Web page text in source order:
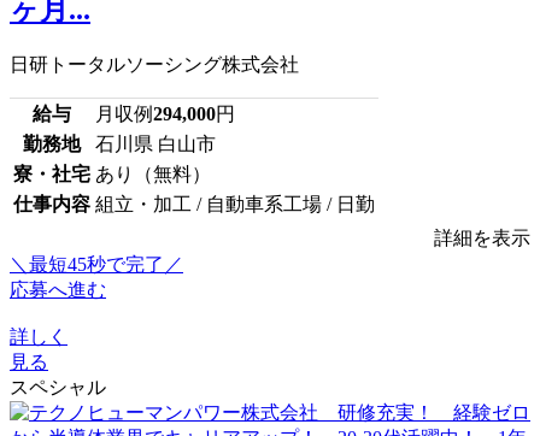
ヶ月...
日研トータルソーシング株式会社
給与 月収例294,000円
勤務地
石川県 白山市
寮・社宅 あり（無料）
仕事内容 組立・加工 / 自動車系工場 / 日勤
詳細を表示
＼最短45秒で完了／
応募へ進む
詳しく
見る
スペシャル